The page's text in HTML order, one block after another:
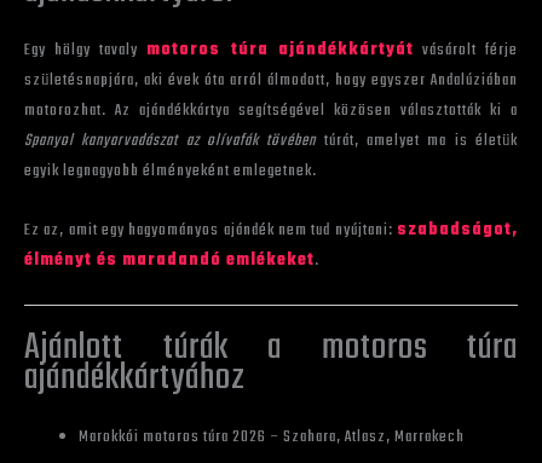
Egy hölgy tavaly motoros túra ajándékkártyát vásárolt férje
születésnapjára, aki évek óta arról álmodott, hogy egyszer Andalúziában
motorozhat. Az ajándékkártya segítségével közösen választották ki a
Spanyol kanyarvadászat az olívafák tövébentúrát, amelyet ma is életük
egyik legnagyobb élményeként emlegetnek.
Ez az, amit egy hagyományos ajándék nem tud nyújtani: szabadságot,
élményt és maradandó emlékeket.
Ajánlott túrák a motoros túra
ajándékkártyához
Marokkói motoros túra 2026 – Szahara, Atlasz, Marrakech